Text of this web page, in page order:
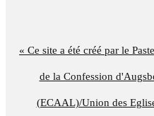
« Ce site a été créé par le
de la Confession
(ECAAL)/Union des